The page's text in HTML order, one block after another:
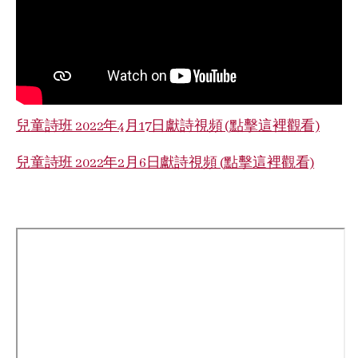
兒童詩班 2022年4月17日獻詩視頻 (點擊這裡觀看)
兒童詩班 2022年2月6日獻詩視頻 (點擊這裡觀看)